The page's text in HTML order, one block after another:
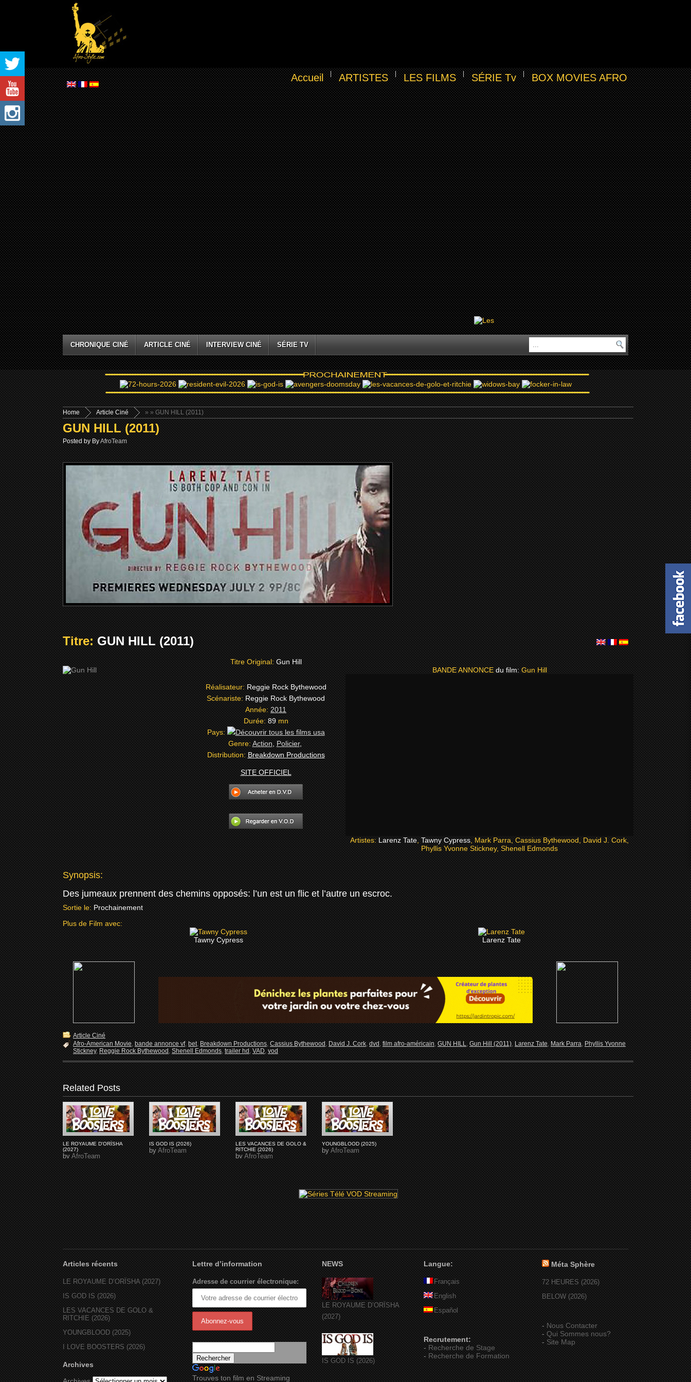
Accueil ARTISTES LES FILMS SÉRIE Tv BOX MOVIES AFRO
CHRONIQUE CINÉ ARTICLE CINÉ INTERVIEW CINÉ SÉRIE TV
Home »
Article Ciné » GUN HILL (2011)
GUN HILL (2011)
Posted by ByAfroTeam
Titre:GUN HILL (2011)
Titre Original:Gun Hill
Réalisateur:Reggie Rock Bythewood
Scénariste:Reggie Rock Bythewood
Année:2011
Durée:89mn
Pays:
Genre:Action,Policier,
Distribution:Breakdown Productions
SITE OFFICIEL
BANDE ANNONCE du film: Gun Hill
Artistes:Larenz Tate,Tawny Cypress, Mark Parra, Cassius Bythewood, David J. Cork,
Phyllis Yvonne Stickney, Shenell Edmonds
Synopsis:
Des jumeaux prennent des chemins opposés: l’un est un flic et l’autre un escroc.
Sortie le: Prochainement
Plus de Film avec:
Tawny Cypress
Larenz Tate
Article Ciné
Afro-American Movie,bande annonce vf,bet,Breakdown Productions,Cassius Bythewood,David J. Cork,dvd,film afro-américain,GUN HILL,Gun Hill (2011),Larenz Tate,Mark Parra,Phyllis Yvonne
Stickney,Reggie Rock Bythewood,Shenell Edmonds,trailer hd,VAD,vod
Related Posts
LE ROYAUME D'ORÏSHA
(2027)
byAfroTeam
IS GOD IS (2026)
byAfroTeam
LES VACANCES DE GOLO &
RITCHIE (2026)
byAfroTeam
YOUNGBLOOD (2025)
byAfroTeam
Articles récents
LE ROYAUME D’ORÏSHA (2027)
IS GOD IS (2026)
LES VACANCES DE GOLO &
RITCHIE (2026)
YOUNGBLOOD (2025)
I LOVE BOOSTERS (2026)
Archives
Lettre d’information
Adresse de courrier électronique:
Trouves ton film en Streaming
NEWS
LE ROYAUME D’ORÏSHA
(2027)
IS GOD IS (2026)
Langue:
Français
English
Español
Recrutement:
-Recherche de Stage
-Recherche de Formation
Méta Sphère
72 HEURES (2026)
BELOW (2026)
-Nous Contacter
-Qui Sommes nous?
-Site Map